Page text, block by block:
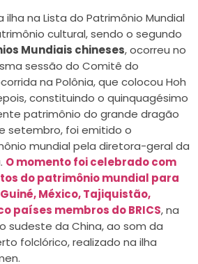
na Lista do Patrimônio Mundial
cultural, sendo o segundo
Mundiais chineses, ocorreu no
sessão do Comitê do
na Polônia, que colocou Hoh
constituindo o quinquagésimo
patrimônio do grande dragão
setembro, foi emitido o
mundial pela diretora-geral da
O momento foi celebrado com
do patrimônio mundial para
México, Tajiquistão,
países membros do BRICS, na
sudeste da China, ao som da
folclórico, realizado na ilha